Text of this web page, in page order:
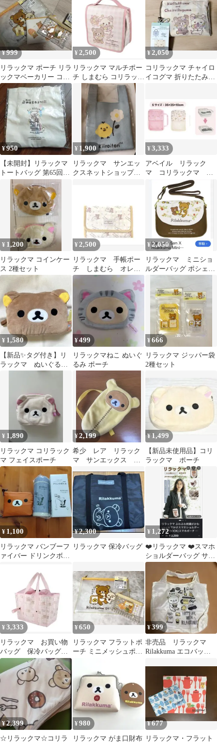
¥999
リラックマ ポーチ リラ
ックマベーカリー コリ
ラックマ キイロイトリ
セリア
¥ 2,500
リラックマ マルチポー
チ しまむら コリラック
¥2,050
コリラックマ チャイロ
イコグマ 折りたたみシ
¥950
【未開封】リラックマ
トートバッグ 第65回神
田古本まつり
¥ 1,900
リラックマ サンエッ
クスネットショップ限
¥3,333
アベイル リラック
マ コリラックマ ピ
ンク トラベルケー
ス 圧縮 s
¥ 1,200
リラックマ コインケー
ス 2種セット
¥2,500
リラックマ 手帳ポー
チ しまむら オレン
ジ
¥2,050
リラックマ ミニショ
ルダーバッグ ポシェッ
¥ 1,580
【新品✨タグ付き】リ
ラックマ ぬいぐるみ
マルチケース ポーチ
¥499
リラックマねこ ぬいぐ
るみ ポーチ
¥666
リラックマ ジッパー袋
2種セット
¥ 1,890
リラックマ コリラック
マ フェイスポーチ
¥2,199
希少 レア リラック
マ サンエックス ポ
クス
¥1,499
【新品未使用品】コリ
ラックマ ポーチ
¥ 1,100
リラックマ バンブーフ
ァイバー ドリンクボト
¥2,300
リラックマ 保冷バッグ
¥ 1,272
❤️リラックマ ❤️スマホ
ショルダーバッグ サガ
ラ刺繍⭐︎多機能未使用品
¥ 3,333
リラックマ お買い物
バッグ 保冷バッグ
しまむら ピンク
¥650
リラックマ フラットポ
ーチ ミニメッシュポー
¥399
非売品 リラックマ
Rilakkuma エコバッグ
¥2,399
☆リラックマ☆コリラ
¥980
リラックマ がま口財布
¥677
リラックマ・フラット